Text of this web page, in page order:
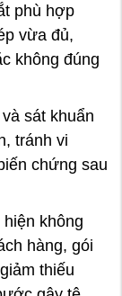
phù hợp
vừa đủ,
không đúng
sát khuẩn
tránh vi
chứng sau
không
hàng, gói
thiếu